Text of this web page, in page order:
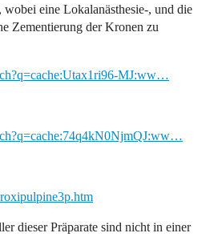
wobei eine Lokalanästhesie-, und die
Zementierung der Kronen zu
MJ:ww…
dieser Präparate sind nicht in einer